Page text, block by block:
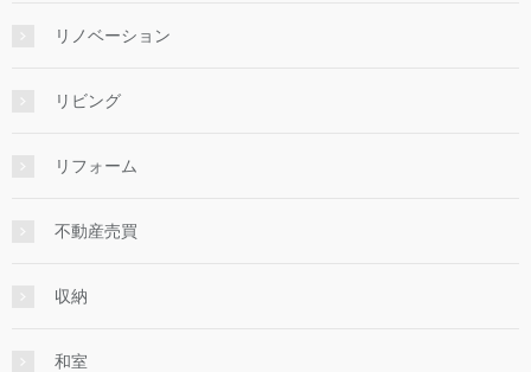
リノベーション
リビング
リフォーム
不動産売買
収納
和室